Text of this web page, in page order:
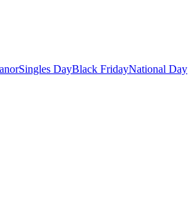
Singles DayBlack FridayNational Day